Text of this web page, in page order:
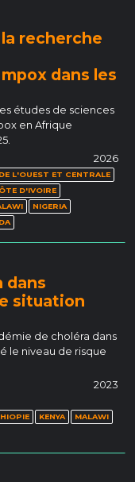
recherche
dans les
études de sciences
en Afrique
2026
L'OUEST ET CENTRALE
D'IVOIRE
NIGERIA
dans
situation
de choléra dans
le niveau de risque
2023
KENYA
MALAWI